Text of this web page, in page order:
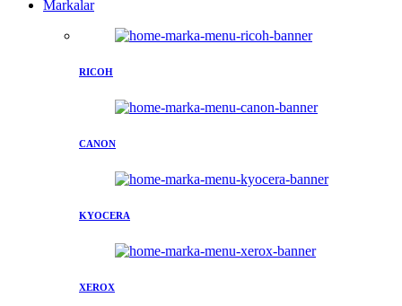
Markalar
RICOH
CANON
KYOCERA
XEROX